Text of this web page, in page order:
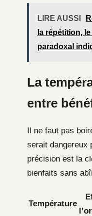
LIRE AUSSI
la répétition,
paradoxal
La
entre
Il ne faut pas
serait dangereux
précision est la
bienfaits sans
Température